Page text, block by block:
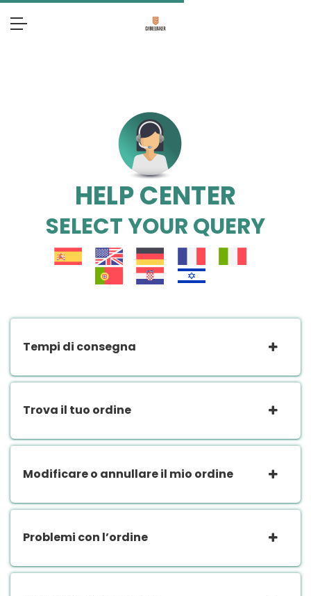
HELP CENTER
SELECT YOUR QUERY
Tempi di consegna
Trova il tuo ordine
Modificare o annullare il mio ordine
Problemi con l’ordine